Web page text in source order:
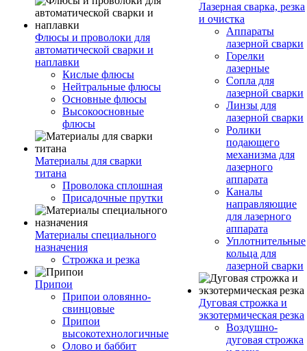
Флюсы и проволоки для
автоматической сварки и
наплавки
Кислые флюсы
Нейтральные флюсы
Основные флюсы
Высокоосновные
флюсы
Материалы для сварки
титана
Проволока сплошная
Присадочные прутки
Материалы специального
назначения
Строжка и резка
Припои
Припои оловянно-
свинцовые
Припои
высокотехнологичные
Олово и баббит
Лазерная сварка, резка
и очистка
Аппараты
лазерной сварки
Горелки
лазерные
Сопла для
лазерной сварки
Линзы для
лазерной сварки
Ролики
подающего
механизма для
лазерного
аппарата
Каналы
направляющие
для лазерного
аппарата
Уплотнительные
кольца для
лазерной сварки
Дуговая строжка и
экзотермическая резка
Воздушно-
дуговая строжка